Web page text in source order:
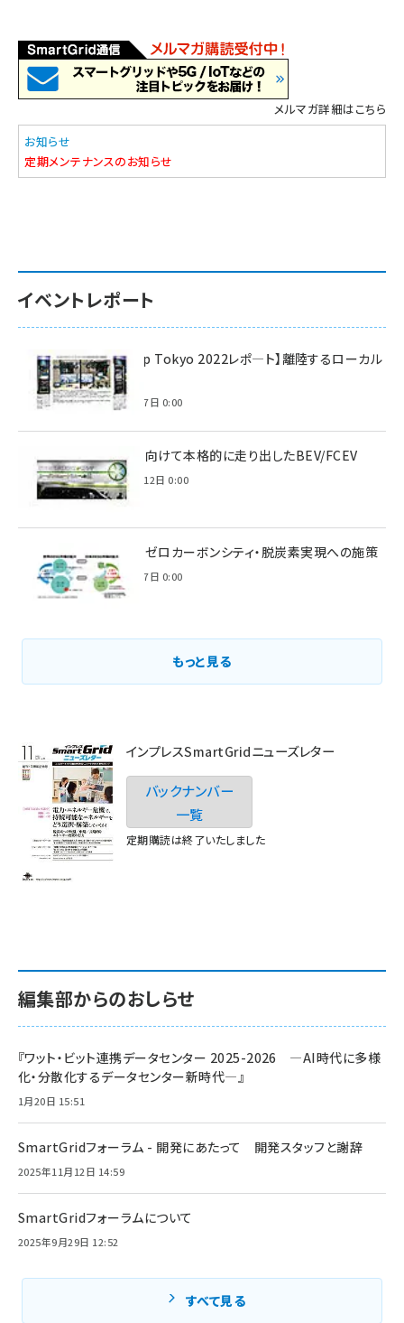
メルマガ詳細はこちら
お知らせ
定期メンテナンスのお知らせ
イベントレポート
【Interop Tokyo 2022レポ—ト】離陸するローカル
5G！
2022年7月7日 0:00
脱炭素に向けて本格的に走り出したBEV/FCEV
2022年6月12日 0:00
環境省のゼロカーボンシティ・脱炭素実現への施策
2021年3月7日 0:00
もっと見る
インプレスSmartGridニューズレター
バックナンバー
一覧
定期購読は終了いたしました
編集部からのおしらせ
『ワット・ビット連携データセンター 2025-2026 ―AI時代に多様
化・分散化するデータセンター新時代―』
1月20日 15:51
SmartGridフォーラム - 開発にあたって 開発スタッフと謝辞
2025年11月12日 14:59
SmartGridフォーラムについて
2025年9月29日 12:52
すべて見る